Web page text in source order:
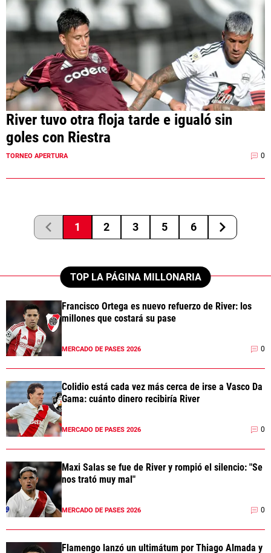
River tuvo otra floja tarde e igualó sin
goles con Riestra
TORNEO APERTURA 0
1 2 3 5 6
TOP LA PÁGINA MILLONARIA
Francisco Ortega es nuevo refuerzo de River: los
millones que costará su pase
MERCADO DE PASES 2026 0
Colidio está cada vez más cerca de irse a Vasco Da
Gama: cuánto dinero recibiría River
MERCADO DE PASES 2026 0
Maxi Salas se fue de River y rompió el silencio: "Se
nos trató muy mal"
MERCADO DE PASES 2026 0
Flamengo lanzó un ultimátum por Thiago Almada y